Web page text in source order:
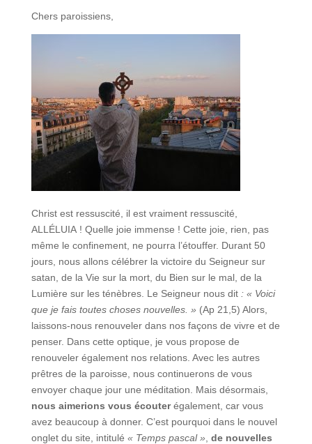
Chers paroissiens,
Christ est ressuscité, il est vraiment ressuscité,
ALLÉLUIA ! Quelle joie immense ! Cette joie, rien, pas
même le confinement, ne pourra l’étouffer. Durant 50
jours, nous allons célébrer la victoire du Seigneur sur
satan, de la Vie sur la mort, du Bien sur le mal, de la
Lumière sur les ténèbres. Le Seigneur nous dit : « Voici
que je fais toutes choses nouvelles. » (Ap 21,5) Alors,
laissons-nous renouveler dans nos façons de vivre et de
penser. Dans cette optique, je vous propose de
renouveler également nos relations. Avec les autres
prêtres de la paroisse, nous continuerons de vous
envoyer chaque jour une méditation. Mais désormais,
nous aimerions vous écouterégalement, car vous
avez beaucoup à donner. C’est pourquoi dans le nouvel
onglet du site, intitulé « Temps pascal » de nouvelles